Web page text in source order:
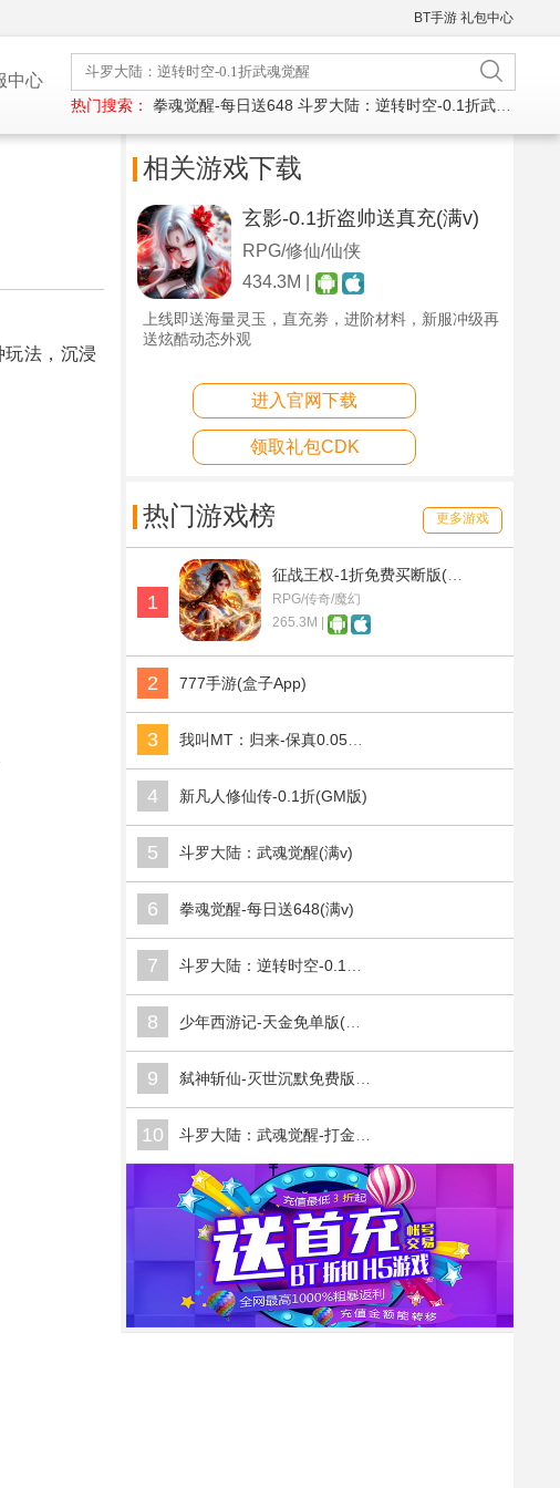
BT手游 礼包中心
中心
热门搜索： 拳魂觉醒-每日送648 斗罗大陆：逆转时空-0.1折武魂觉醒
玩法，沉浸
相关游戏下载
玄影-0.1折盗帅送真充(满v)
RPG/修仙/仙侠
434.3M |
上线即送海量灵玉，直充劵，进阶材料，新服冲级再
送炫酷动态外观
进入官网下载
领取礼包CDK
热门游戏榜 更多游戏
1
RPG/传奇/魔幻
265.3M |
2 777手游(盒子App)
3
4 新凡人修仙传-0.1折(GM版)
5 斗罗大陆：武魂觉醒(满v)
6 拳魂觉醒-每日送648(满v)
7
8
9
10